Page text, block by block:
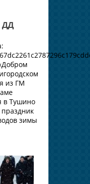
ДД
из ГМ
в Тушино
зимы